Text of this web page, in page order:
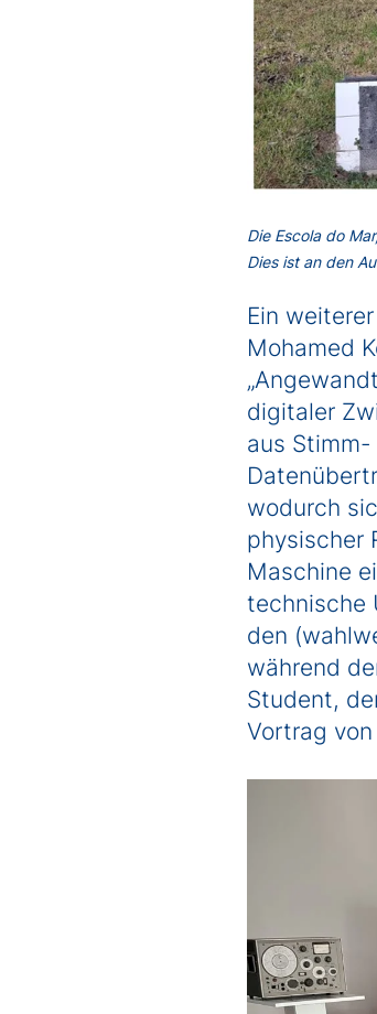
Die Escola do
Dies ist an den
Ein
Mohamed
digitaler
aus
wodurch
physischer
Maschine
technische
den
während
Student,
Vortrag